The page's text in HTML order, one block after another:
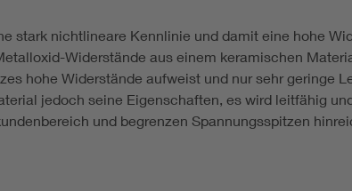
stark nichtlineare Kennlinie und damit eine hohe
Widerstände aus einem keramischen
hohe Widerstände aufweist und nur sehr geringe
jedoch seine Eigenschaften, es wird leitfähig
und begrenzen Spannungsspitzen